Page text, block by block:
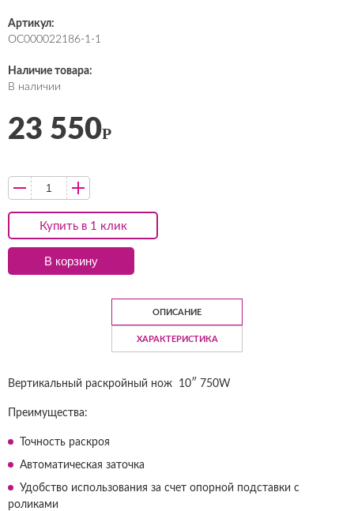
Артикул:
ОС000022186-1-1
Наличие товара:
В наличии
Купить в 1 клик
23 550Р
В корзину
ОПИСАНИЕ
ХАРАКТЕРИСТИКА
Вертикальный раскройный нож 10″ 750W
Преимущества:
Точность раскроя
Автоматическая заточка
Удобство использования за счет опорной подставки с
роликами